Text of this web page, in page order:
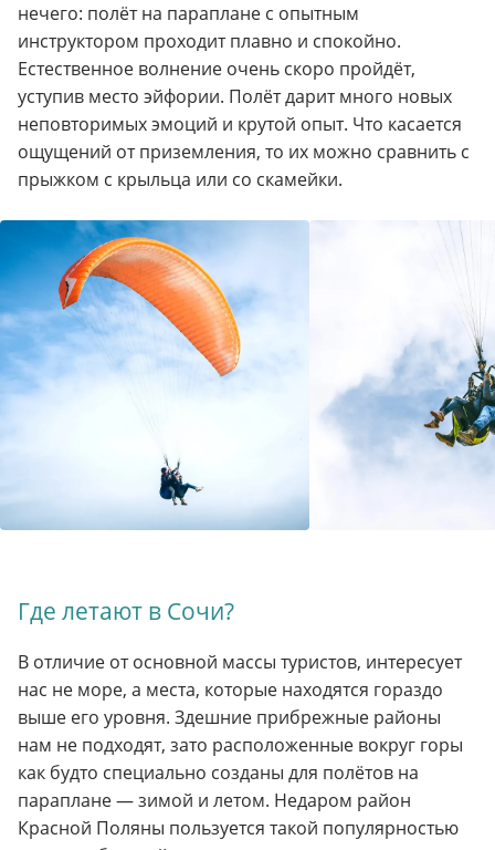
нечего: полёт на параплане с опытным
инструктором проходит плавно и спокойно.
Естественное волнение очень скоро пройдёт,
уступив место эйфории. Полёт дарит много новых
неповторимых эмоций и крутой опыт. Что касается
ощущений от приземления, то их можно сравнить с
прыжком с крыльца или со скамейки.
Где летают в Сочи?
В отличие от основной массы туристов, интересует
нас не море, а места, которые находятся гораздо
выше его уровня. Здешние прибрежные районы
нам не подходят, зато расположенные вокруг горы
как будто специально созданы для полётов на
параплане — зимой и летом. Недаром район
Красной Поляны пользуется такой популярностью